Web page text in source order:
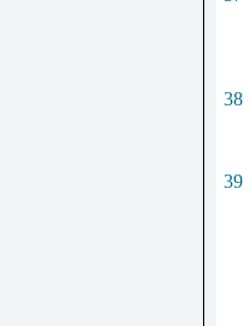
38
39